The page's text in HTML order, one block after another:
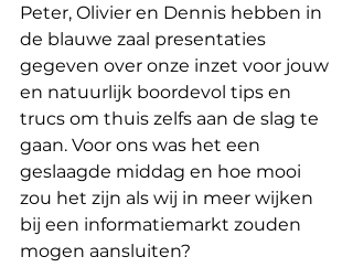
Peter, Olivier en Dennis hebben in
de blauwe zaal presentaties
gegeven over onze inzet voor jouw
en natuurlijk boordevol tips en
trucs om thuis zelfs aan de slag te
gaan. Voor ons was het een
geslaagde middag en hoe mooi
zou het zijn als wij in meer wijken
bij een informatiemarkt zouden
mogen aansluiten?